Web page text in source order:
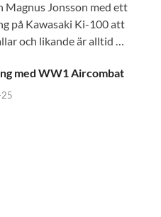
Magnus Jonsson med ett
på Kawasaki Ki-100 att
och likande är alltid …
med WW1 Aircombat